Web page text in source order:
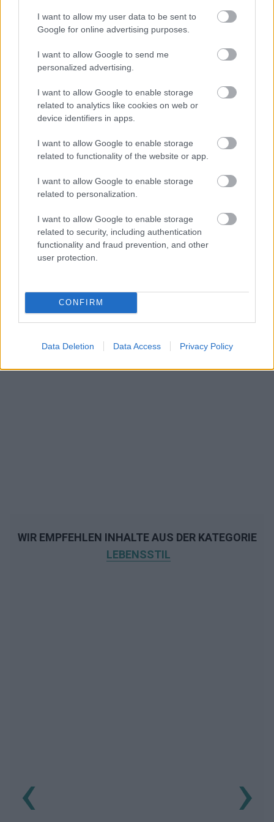
I want to allow my user data to be sent to
Google for online advertising purposes.
I want to allow Google to send me
personalized advertising.
I want to allow Google to enable storage
related to analytics like cookies on web or
device identifiers in apps.
I want to allow Google to enable storage
related to functionality of the website or app.
I want to allow Google to enable storage
related to personalization.
I want to allow Google to enable storage
related to security, including authentication
functionality and fraud prevention, and other
user protection.
CONFIRM
Data Deletion Data Access Privacy Policy
Redaktion der Website sind nicht für die Ergebnisse ihrer
Anwendung verantwortlich. Bevor Sie Ratschläge oder Tipps auf
der Website verwenden, ist es unbedingt erforderlich, einen Arzt
zu konsultieren.
WIR EMPFEHLEN INHALTE AUS DER KATEGORIE
LEBENSSTIL
‹ ›